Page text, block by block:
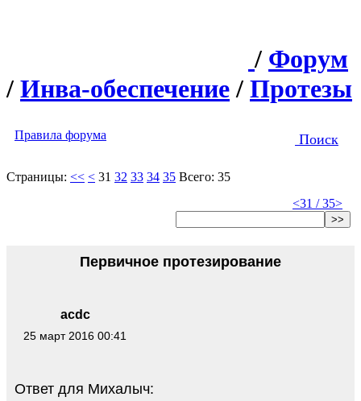
/ Форум
/ Инва-обеспечение / Протезы
Правила форума Поиск
Страницы: << < 31 32 33 34 35 Всего: 35
<31 / 35>
>>
acdc
25 март 2016 00:41
Первичное протезирование
Ответ для Михалыч: